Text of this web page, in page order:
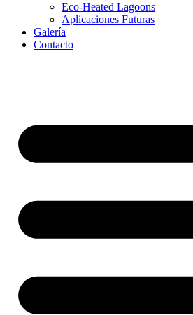
Eco-Heated Lagoons
Aplicaciones Futuras
Galería
Contacto